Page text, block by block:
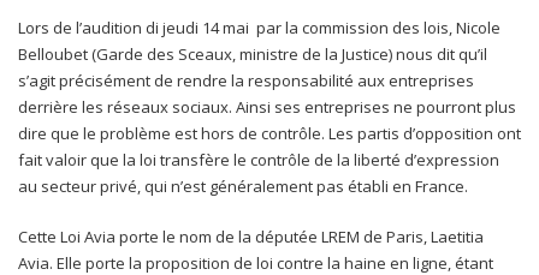
Lors de l’audition di jeudi 14 mai par la commission des lois, Nicole
Belloubet (Garde des Sceaux, ministre de la Justice) nous dit qu’il
s’agit précisément de rendre la responsabilité aux entreprises
derrière les réseaux sociaux. Ainsi ses entreprises ne pourront plus
dire que le problème est hors de contrôle. Les partis d’opposition ont
fait valoir que la loi transfère le contrôle de la liberté d’expression
au secteur privé, qui n’est généralement pas établi en France.
Cette Loi Avia porte le nom de la députée LREM de Paris, Laetitia
Avia. Elle porte la proposition de loi contre la haine en ligne, étant